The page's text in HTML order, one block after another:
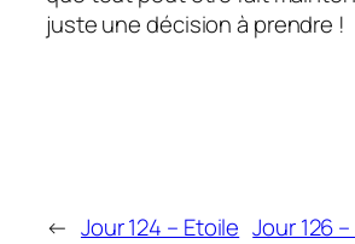
juste une décision à prendre !
← Jour 124 – Etoile Jour 126